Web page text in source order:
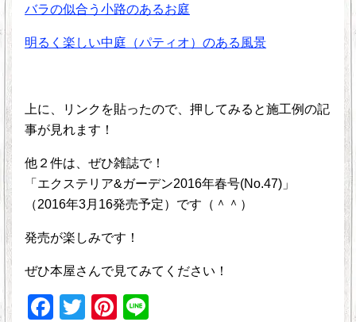
バラの似合う小路のあるお庭
明るく楽しい中庭（パティオ）のある風景
上に、リンクを貼ったので、押してみると施工例の記
事が見れます！
他２件は、ぜひ雑誌で！
「エクステリア&ガーデン2016年春号(No.47)」
（2016年3月16発売予定）です（＾＾）
発売が楽しみです！
ぜひ本屋さんで見てみてください！
F
T
Pi